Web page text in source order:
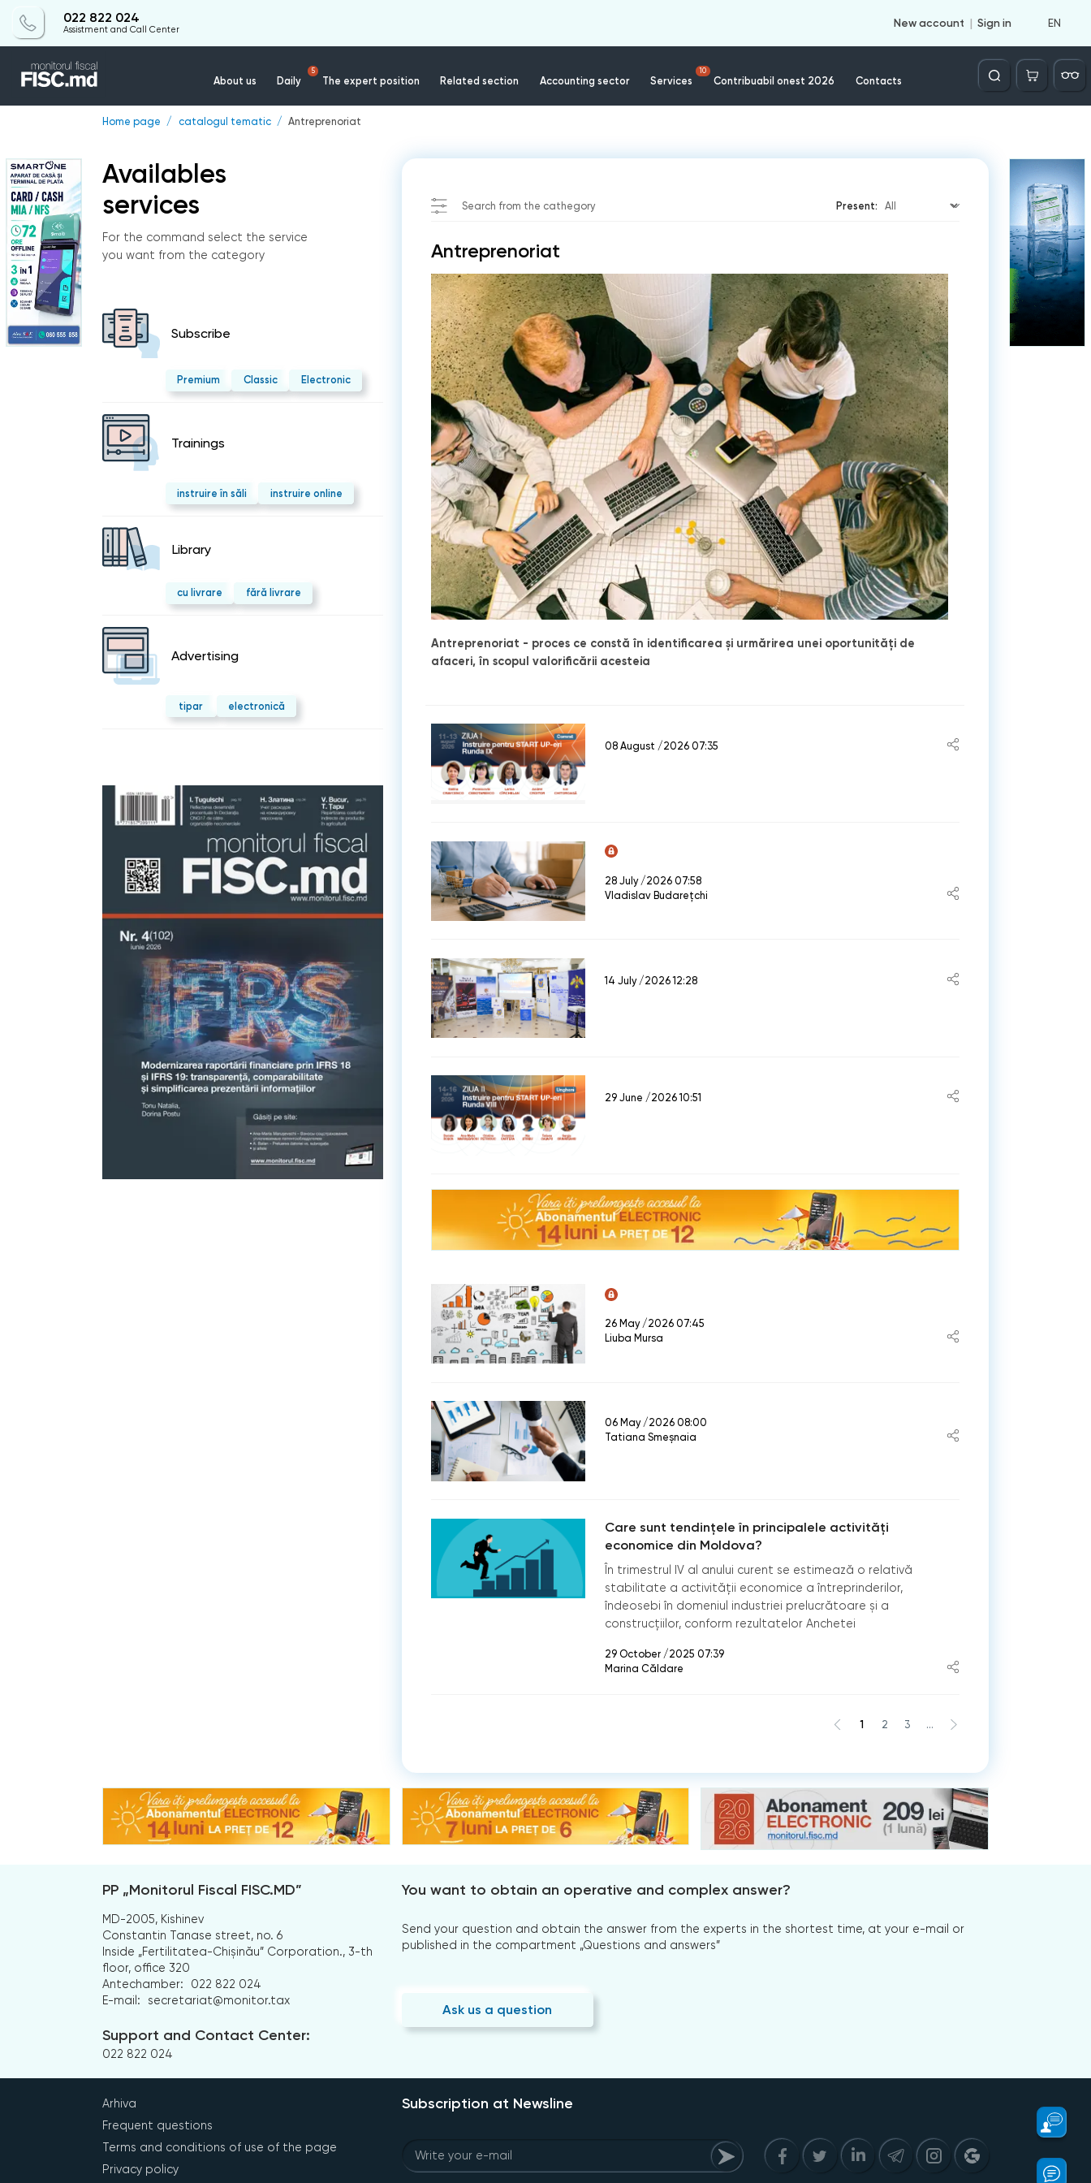
022 822 024
Assistment and Call Center
New account Sign in EN
About us Daily
5
The expert position Related section Accounting sector Services
10
Contribuabil onest 2026 Contacts
Căutare
Home page catalogul tematic Antreprenoriat
Availables
services
For the command select the service
you want from the category
Subscribe
Premium Classic Electronic
Trainings
instruire în săli instruire online
Library
cu livrare fără livrare
Advertising
tipar electronică
Search from the cathegory Present:
Antreprenoriat
Antreprenoriat - proces ce constă în identificarea și urmărirea unei oportunități de
afaceri, în scopul valorificării acesteia
08 August /2026 07:35
28 July /2026 07:58
Vladislav Budarețchi
14 July /2026 12:28
29 June /2026 10:51
26 May /2026 07:45
Liuba Mursa
06 May /2026 08:00
Tatiana Smeșnaia
Care sunt tendințele în principalele activități
economice din Moldova?
În trimestrul IV al anului curent se estimează o relativă
stabilitate a activității economice a întreprinderilor,
îndeosebi în domeniul industriei prelucrătoare și a
construcțiilor, conform rezultatelor Anchetei
29 October /2025 07:39
Marina Căldare
1 2 3 ...
PP „Monitorul Fiscal FISC.MD”
MD-2005, Kishinev
Constantin Tanase street, no. 6
Inside „Fertilitatea-Chișinău” Corporation., 3-th
floor, office 320
Antechamber:
022 822 024
E-mail:
secretariat@monitor.tax
Support and Contact Center:
022 822 024
You want to obtain an operative and complex answer?
Send your question and obtain the answer from the experts in the shortest time, at your e-mail or
published in the compartment „Questions and answers”
Ask us a question
Arhiva
Frequent questions
Terms and conditions of use of the page
Privacy policy
Subscription at Newsline